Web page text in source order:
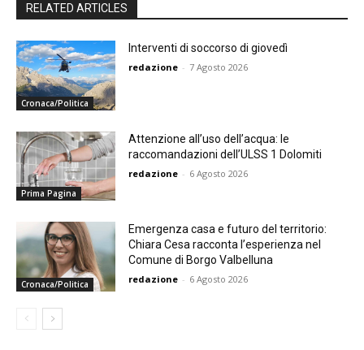
RELATED ARTICLES
Cronaca/Politica
Interventi di soccorso di giovedì
redazione - 7 Agosto 2026
Prima Pagina
Attenzione all’uso dell’acqua: le
raccomandazioni dell’ULSS 1 Dolomiti
redazione - 6 Agosto 2026
Cronaca/Politica
Emergenza casa e futuro del territorio:
Chiara Cesa racconta l’esperienza nel
Comune di Borgo Valbelluna
redazione - 6 Agosto 2026